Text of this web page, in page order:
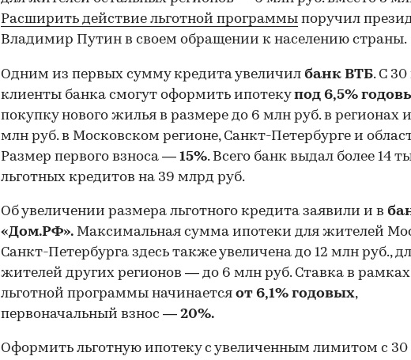
Расширить действие льготной программы поручил
Владимир Путин в своем обращении к населению страны.
00:00 /
Одним из первых сумму кредита увеличил банк ВТБ. С
клиенты банка смогут оформить ипотекупод 6,5%
покупку нового жилья в размере до 6 млн руб. в регионах
млн руб. в Московском регионе, Санкт-Петербурге и
Размер первого взноса — 15%. Всего банк выдал более 14
льготных кредитов на 39 млрд руб.
Об увеличении размера льготного кредита заявили и в
«Дом.РФ». Максимальная сумма ипотеки для жителей
Санкт-Петербурга здесь также увеличена до 12 млн руб.,
жителей других регионов — до 6 млн руб. Ставка в рамках
льготной программы начинается от 6,1% годовых,
первоначальный взнос — 20%.
Оформить льготную ипотеку с увеличенным лимитом с